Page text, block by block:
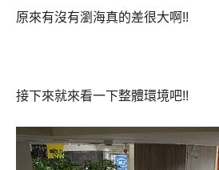
原來有沒有瀏海真的差很大啊!!
接下來就來看一下整體環境吧!!